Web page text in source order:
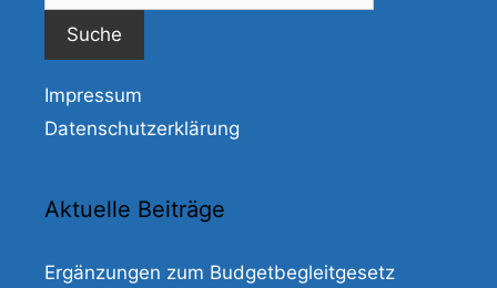
Impressum
Datenschutzerklärung
Aktuelle Beiträge
Ergänzungen zum Budgetbegleitgesetz